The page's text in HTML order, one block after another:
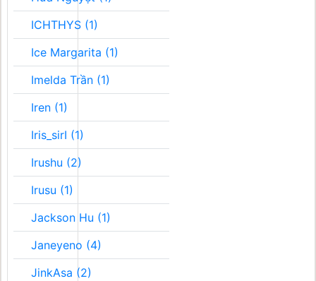
ICHTHYS (1)
Ice Margarita (1)
Imelda Trần (1)
Iren (1)
Iris_sirI (1)
Irushu (2)
Irusu (1)
Jackson Hu (1)
Janeyeno (4)
JinkAsa (2)